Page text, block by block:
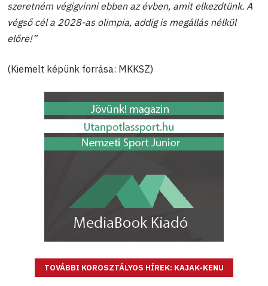
szeretném végigvinni ebben az évben, amit elkezdtünk. A
végső cél a 2028-as olimpia, addig is megállás nélkül
előre!”
(Kiemelt képünk forrása: MKKSZ)
TOVÁBBI KOROSZTÁLYOS HÍREK: KAJAK-KENU